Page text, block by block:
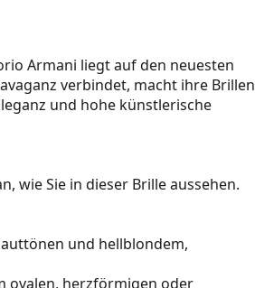
Armani liegt auf den neuesten
verbindet, macht ihre Brillen
und hohe künstlerische
wie Sie in dieser Brille aussehen.
und hellblondem,
ovalen, herzförmigen oder